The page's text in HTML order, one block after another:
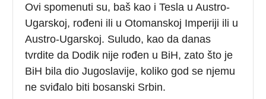
Ovi spomenuti su, baš kao i Tesla u Austro-
Ugarskoj, rođeni ili u Otomanskoj Imperiji ili u
Austro-Ugarskoj. Suludo, kao da danas
tvrdite da Dodik nije rođen u BiH, zato što je
BiH bila dio Jugoslavije, koliko god se njemu
ne sviđalo biti bosanski Srbin.